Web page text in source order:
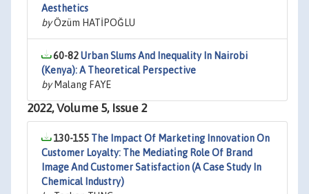
Aesthetics
byÖzüm HATİPOĞLU
60-82Urban Slums And Inequality In Nairobi
(Kenya): A Theoretical Perspective
byMalang FAYE
2022, Volume 5, Issue 2
130-155 The Impact Of Marketing Innovation On
Customer Loyalty: The Mediati̇ng Role Of Brand
Image And Customer Satisfaction (A Case Study In
Chemical Industry)